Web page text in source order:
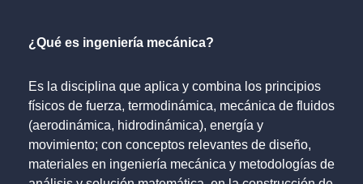
¿Qué es ingeniería mecánica?
Es la disciplina que aplica y combina los principios
físicos de fuerza, termodinámica, mecánica de fluidos
(aerodinámica, hidrodinámica), energía y
movimiento; con conceptos relevantes de diseño,
materiales en ingeniería mecánica y metodologías de